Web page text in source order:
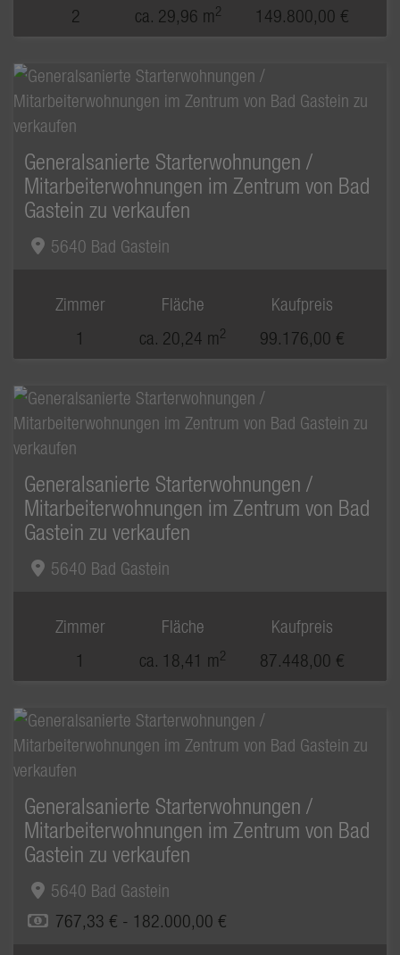
2 ca. 29,96 m2 149.800,00 €
Generalsanierte Starterwohnungen /
Mitarbeiterwohnungen im Zentrum von Bad
Gastein zu verkaufen
5640 Bad Gastein
Zimmer
1
Fläche
ca. 20,24 m2
Kaufpreis
99.176,00 €
Generalsanierte Starterwohnungen /
Mitarbeiterwohnungen im Zentrum von Bad
Gastein zu verkaufen
5640 Bad Gastein
Zimmer
1
Fläche
ca. 18,41 m2
Kaufpreis
87.448,00 €
Generalsanierte Starterwohnungen /
Mitarbeiterwohnungen im Zentrum von Bad
Gastein zu verkaufen
5640 Bad Gastein
767,33 € - 182.000,00 €